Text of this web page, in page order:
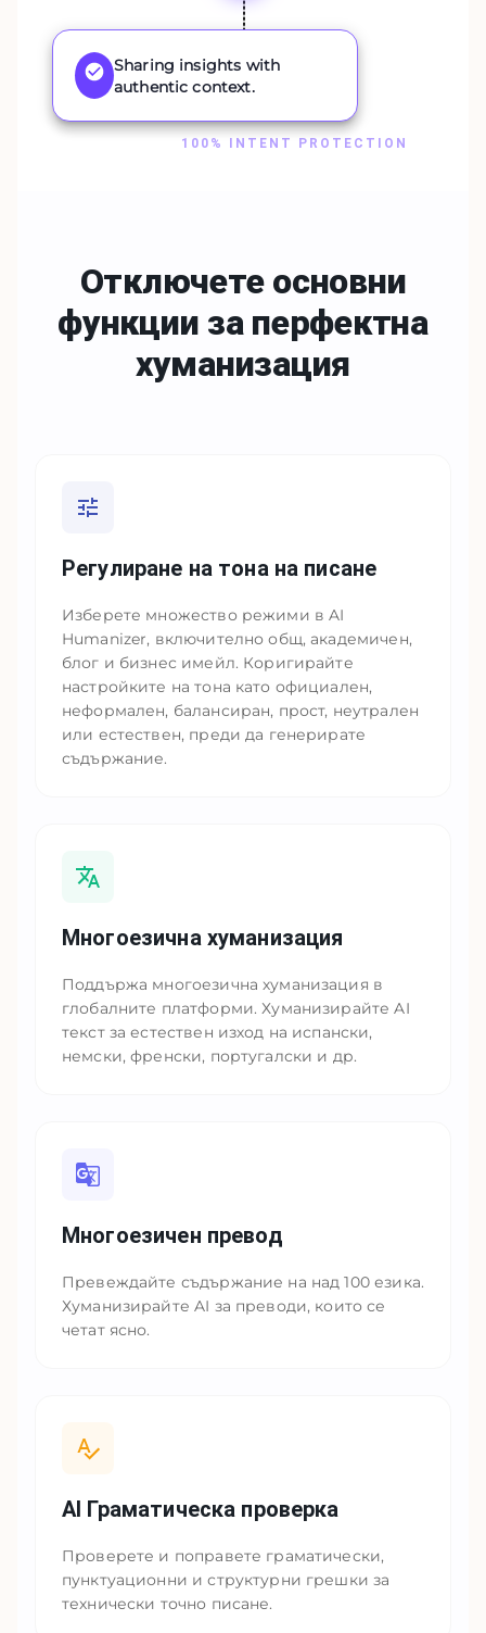
Sharing insights with
authentic context.
100% INTENT PROTECTION
Отключете основни
функции за перфектна
хуманизация
Регулиране на тона на писане
Изберете множество режими в AI
Humanizer, включително общ, академичен,
блог и бизнес имейл. Коригирайте
настройките на тона като официален,
неформален, балансиран, прост, неутрален
или естествен, преди да генерирате
съдържание.
Многоезична хуманизация
Поддържа многоезична хуманизация в
глобалните платформи. Хуманизирайте AI
текст за естествен изход на испански,
немски, френски, португалски и др.
Многоезичен превод
Превеждайте съдържание на над 100 езика.
Хуманизирайте AI за преводи, които се
четат ясно.
AI Граматическа проверка
Проверете и поправете граматически,
пунктуационни и структурни грешки за
технически точно писане.